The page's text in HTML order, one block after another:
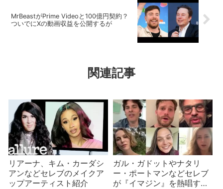
MrBeastがPrime Videoと100億円契約？
ついでにXの動画収益を公開するが
関連記事
リアーナ、キム・カーダシ
アンなどセレブのメイクア
ップアーティスト紹介
ガル・ガドットやナタリ
ー・ポートマンなどセレブ
が『イマジン』を熱唱する